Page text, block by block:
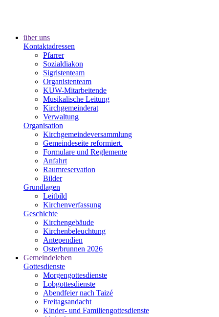
über uns
Kontaktadressen
Pfarrer
Sozialdiakon
Sigristenteam
Organistenteam
KUW-Mitarbeitende
Musikalische Leitung
Kirchgemeinderat
Verwaltung
Organisation
Kirchgemeindeversammlung
Gemeindeseite reformiert.
Formulare und Reglemente
Anfahrt
Raumreservation
Bilder
Grundlagen
Leitbild
Kirchenverfassung
Geschichte
Kirchengebäude
Kirchenbeleuchtung
Antependien
Osterbrunnen 2026
Gemeindeleben
Gottesdienste
Morgengottesdienste
Lobgottesdienste
Abendfeier nach Taizé
Freitagsandacht
Kinder- und Familien­gottesdienste